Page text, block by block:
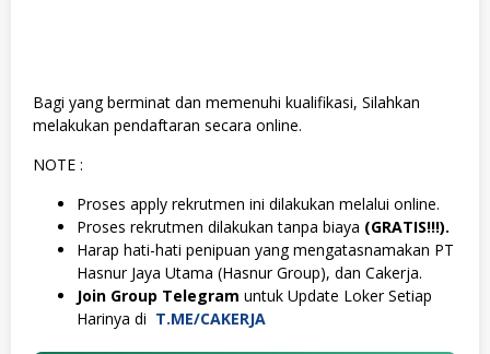
Bagi yang berminat dan memenuhi kualifikasi, Silahkan
melakukan pendaftaran secara online.
NOTE :
Proses apply rekrutmen ini dilakukan melalui online.
Proses rekrutmen dilakukan tanpa biaya (GRATIS!!!).
Harap hati-hati penipuan yang mengatasnamakan PT
Hasnur Jaya Utama (Hasnur Group), dan Cakerja.
Join Group Telegram untuk Update Loker Setiap
Harinya di T.ME/CAKERJA